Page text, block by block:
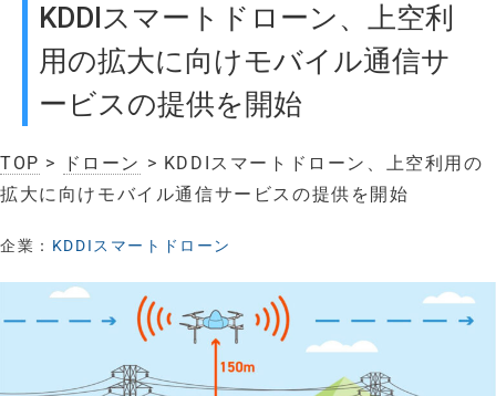
KDDIスマートドローン、上空利
用の拡大に向けモバイル通信サ
ービスの提供を開始
TOP > ドローン > KDDIスマートドローン、上空利用の
拡大に向けモバイル通信サービスの提供を開始
企業： KDDIスマートドローン